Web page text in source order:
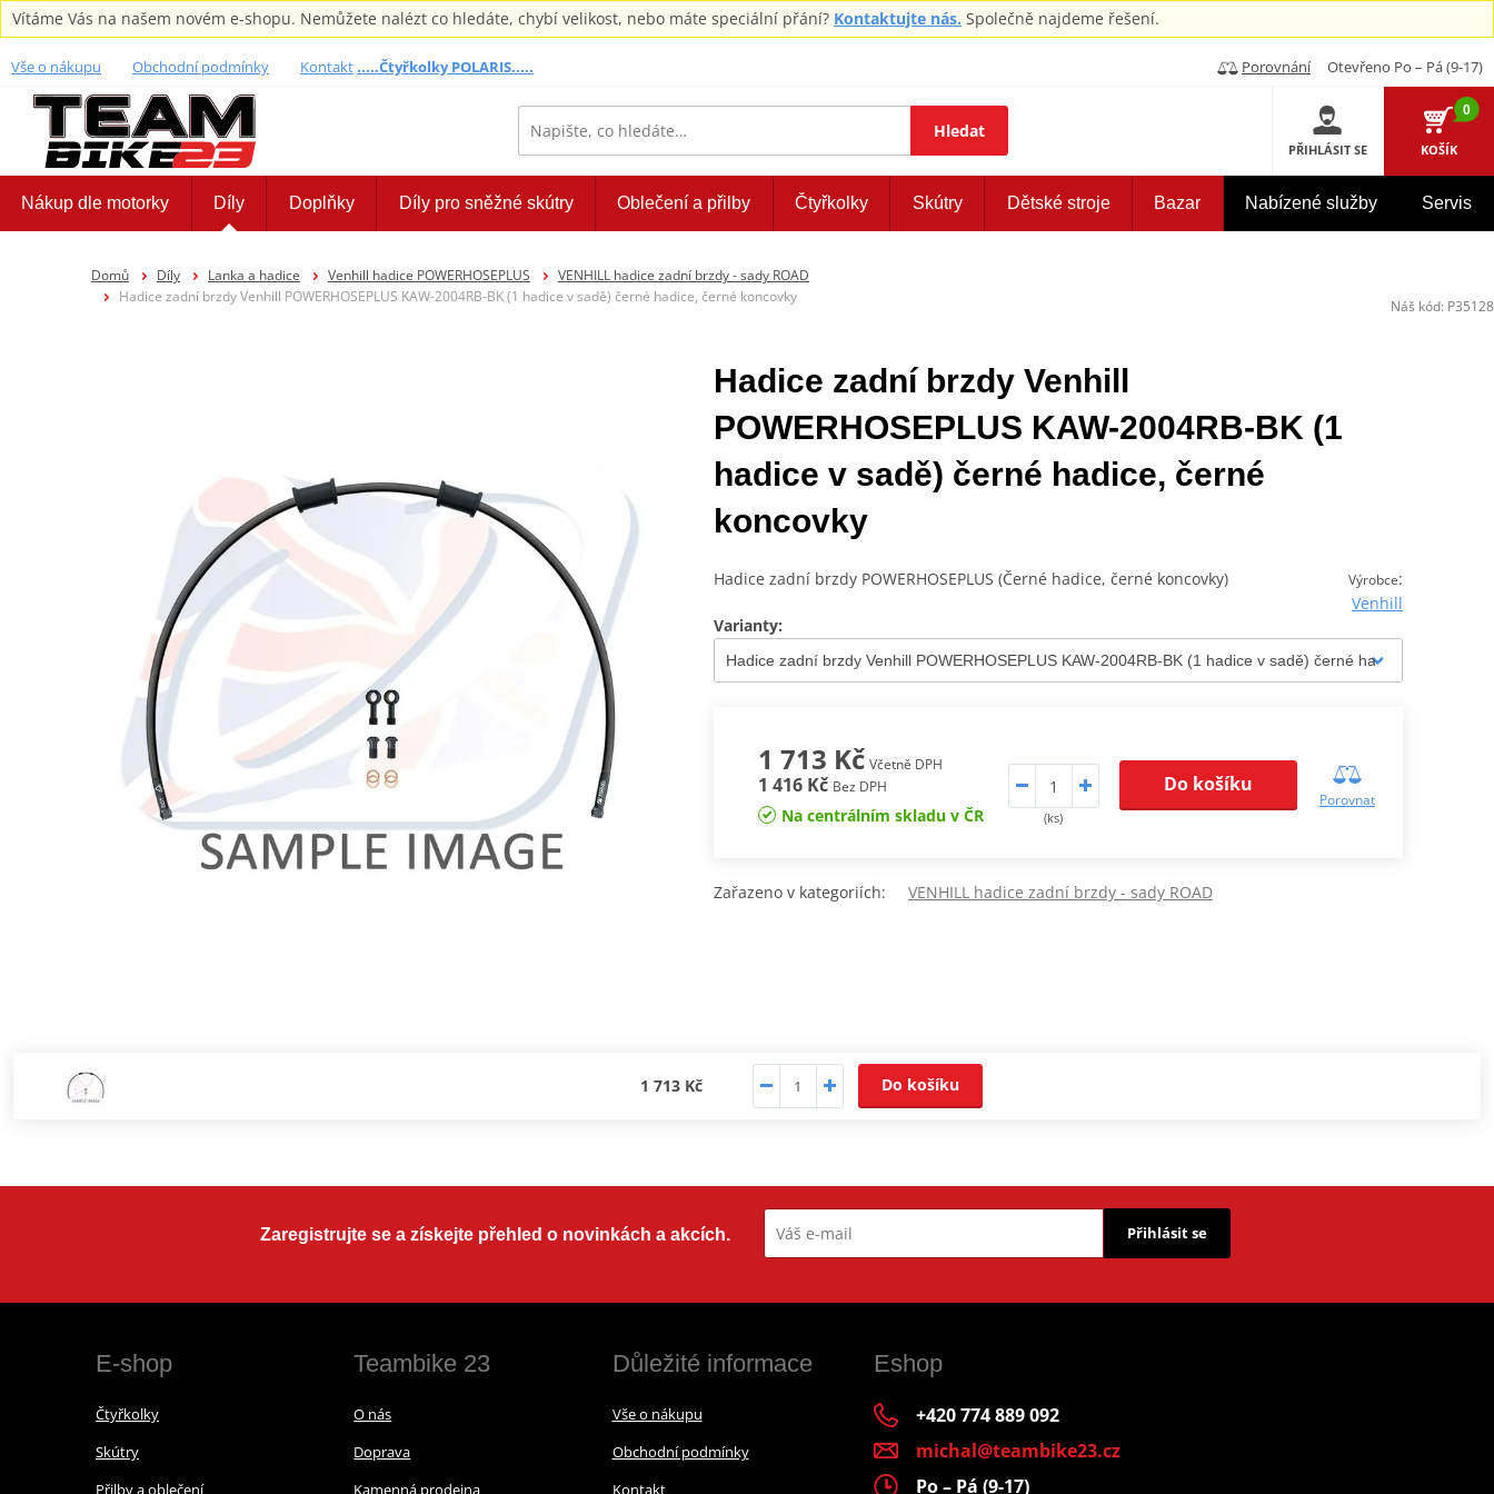
Vítáme Vás na našem novém e-shopu. Nemůžete nalézt co hledáte, chybí velikost, nebo máte speciální přání? Kontaktujte nás. Společně najdeme řešení.
Vše o nákupu Obchodní podmínky Kontakt.....Čtyřkolky POLARIS..... Porovnání Otevřeno Po – Pá (9-17)
Hledat
PŘIHLÁSIT SE
0
KOŠÍK
Nákup dle motorky Díly Doplňky Díly pro sněžné skútry Oblečení a přilby Čtyřkolky Skútry Dětské stroje Bazar Nabízené služby Servis
Domů Díly Lanka a hadice Venhill hadice POWERHOSEPLUS
VENHILL hadice zadní brzdy - sady ROAD
Hadice zadní brzdy Venhill POWERHOSEPLUS KAW-2004RB-BK (1 hadice v sadě) černé hadice, černé koncovky
Hadice zadní brzdy Venhill
POWERHOSEPLUS KAW-2004RB-BK (1
hadice v sadě) černé hadice, černé
koncovky
Výrobce:
Venhill
Hadice zadní brzdy POWERHOSEPLUS (Černé hadice, černé koncovky)
Varianty:
1 713 Kč Včetně DPH
1 416 Kč Bez DPH
Na centrálním skladu v ČR (ks)
Do košíku
Porovnat
Zařazeno v kategoriích: VENHILL hadice zadní brzdy - sady ROAD
1 713 Kč Do košíku
Náš kód: P35128
Zaregistrujte se a získejte přehled o novinkách a akcích. Přihlásit se
E-shop
Čtyřkolky
Skútry
Přilby a oblečení
Teambike 23
O nás
Doprava
Kamenná prodejna
Důležité informace
Vše o nákupu
Obchodní podmínky
Kontakt
Eshop
+420 774 889 092
michal@teambike23.cz
Po – Pá (9-17)